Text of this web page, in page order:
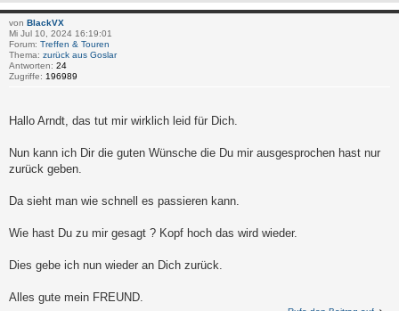
von BlackVX
Mi Jul 10, 2024 16:19:01
Forum: Treffen & Touren
Thema: zurück aus Goslar
Antworten: 24
Zugriffe: 196989
Hallo Arndt, das tut mir wirklich leid für Dich.
Nun kann ich Dir die guten Wünsche die Du mir ausgesprochen hast nur
zurück geben.
Da sieht man wie schnell es passieren kann.
Wie hast Du zu mir gesagt ? Kopf hoch das wird wieder.
Dies gebe ich nun wieder an Dich zurück.
Alles gute mein FREUND.